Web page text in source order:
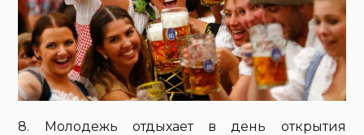
8. Молодежь отдыхает в день открытия